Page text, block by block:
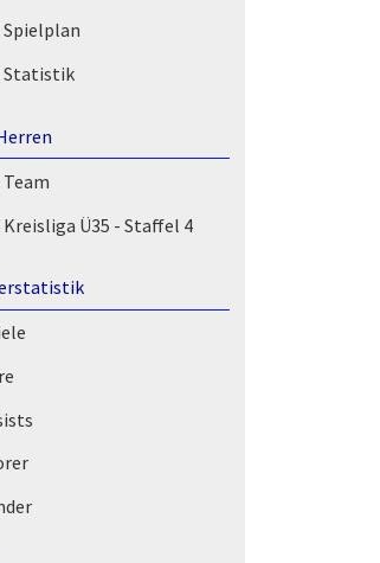
Spielplan
Statistik
Team
Kreisliga Ü35 - Staffel 4